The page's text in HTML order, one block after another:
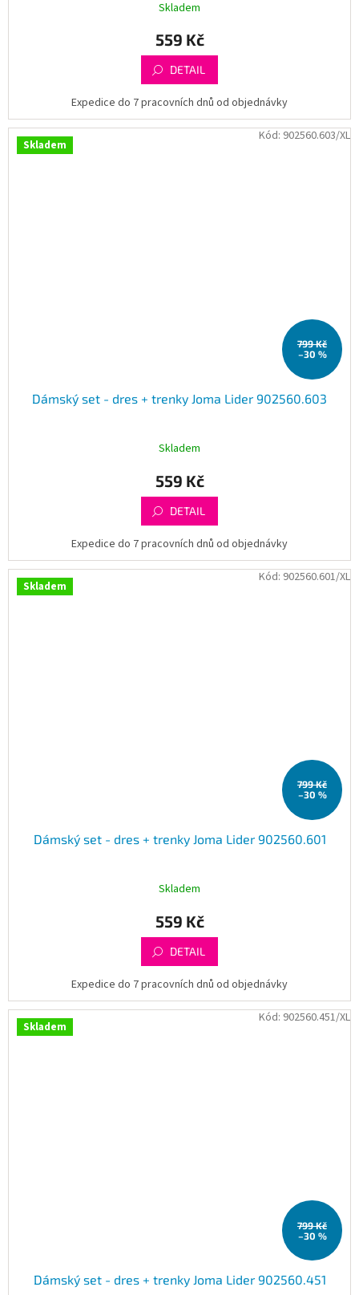
Skladem
559 Kč
DETAIL
Expedice do 7 pracovních dnů od objednávky
Skladem
799 Kč
–30 %
Dámský set - dres + trenky Joma Lider 902560.603
Skladem
559 Kč
DETAIL
Expedice do 7 pracovních dnů od objednávky
Kód: 902560.603/XL
Skladem
799 Kč
–30 %
Dámský set - dres + trenky Joma Lider 902560.601
Skladem
559 Kč
DETAIL
Expedice do 7 pracovních dnů od objednávky
Kód: 902560.601/XL
Skladem
799 Kč
–30 %
Dámský set - dres + trenky Joma Lider 902560.451
Kód: 902560.451/XL